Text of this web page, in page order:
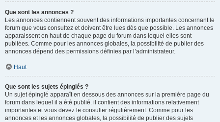
Que sont les annonces ?
Les annonces contiennent souvent des informations importantes concernant le
forum que vous consultez et doivent être lues dès que possible. Les annonces
apparaissent en haut de chaque page du forum dans lequel elles sont
publiées. Comme pour les annonces globales, la possibilité de publier des
annonces dépend des permissions définies par l’administrateur.
Haut
Que sont les sujets épinglés ?
Un sujet épinglé apparaît en dessous des annonces sur la première page du
forum dans lequel il a été publié. il contient des informations relativement
importantes et vous devez le consulter régulièrement. Comme pour les
annonces et les annonces globales, la possibilité de publier des sujets